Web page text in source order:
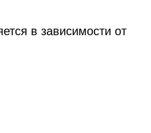
в зависимости от